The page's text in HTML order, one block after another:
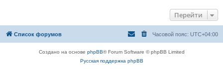
Перейти
Список форумов Часовой пояс: UTC+04:00
Создано на основе phpBB® Forum Software © phpBB Limited
Русская поддержка phpBB